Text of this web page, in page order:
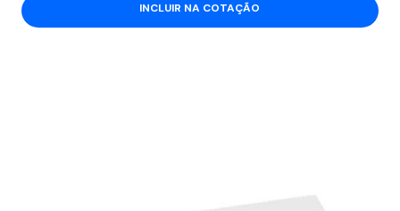
INCLUIR NA COTAÇÃO